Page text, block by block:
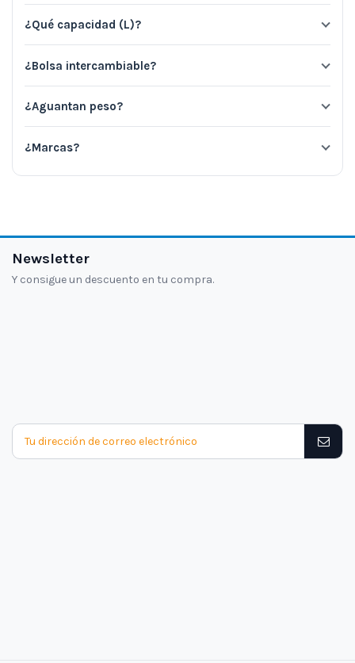
¿Qué capacidad (L)?
¿Bolsa intercambiable?
¿Aguantan peso?
¿Marcas?
Newsletter
Y consigue un descuento en tu compra.